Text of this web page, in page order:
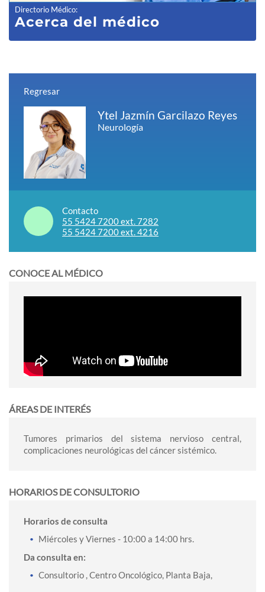
Directorio Médico:
Acerca del médico
Regresar
Ytel Jazmín Garcilazo Reyes
Neurología
Contacto
55 5424 7200 ext. 7282
55 5424 7200 ext. 4216
CONOCE AL MÉDICO
ÁREAS DE INTERÉS
Tumores primarios del sistema nervioso central,
complicaciones neurológicas del cáncer sistémico.
HORARIOS DE CONSULTORIO
Horarios de consulta
Miércoles y Viernes - 10:00 a 14:00 hrs.
Da consulta en:
Consultorio , Centro Oncológico, Planta Baja,